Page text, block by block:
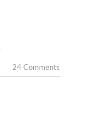
24 Comments